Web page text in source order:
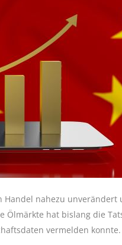
nahezu
Ölmärkte hat bislang die
vermelden konnte.